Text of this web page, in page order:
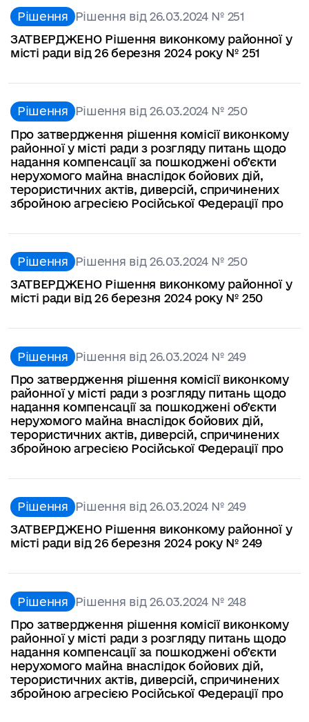
Рішення Рішення від 26.03.2024 № 251
ЗАТВЕРДЖЕНО Рішення виконкому районної у
місті ради від 26 березня 2024 року № 251
Рішення Рішення від 26.03.2024 № 250
Про затвердження рішення комісії виконкому
районної у місті ради з розгляду питань щодо
надання компенсації за пошкоджені об’єкти
нерухомого майна внаслідок бойових дій,
терористичних актів, диверсій, спричинених
збройною агресією Російської Федерації про
Рішення Рішення від 26.03.2024 № 250
ЗАТВЕРДЖЕНО Рішення виконкому районної у
місті ради від 26 березня 2024 року № 250
Рішення Рішення від 26.03.2024 № 249
Про затвердження рішення комісії виконкому
районної у місті ради з розгляду питань щодо
надання компенсації за пошкоджені об’єкти
нерухомого майна внаслідок бойових дій,
терористичних актів, диверсій, спричинених
збройною агресією Російської Федерації про
Рішення Рішення від 26.03.2024 № 249
ЗАТВЕРДЖЕНО Рішення виконкому районної у
місті ради від 26 березня 2024 року № 249
Рішення Рішення від 26.03.2024 № 248
Про затвердження рішення комісії виконкому
районної у місті ради з розгляду питань щодо
надання компенсації за пошкоджені об’єкти
нерухомого майна внаслідок бойових дій,
терористичних актів, диверсій, спричинених
збройною агресією Російської Федерації про